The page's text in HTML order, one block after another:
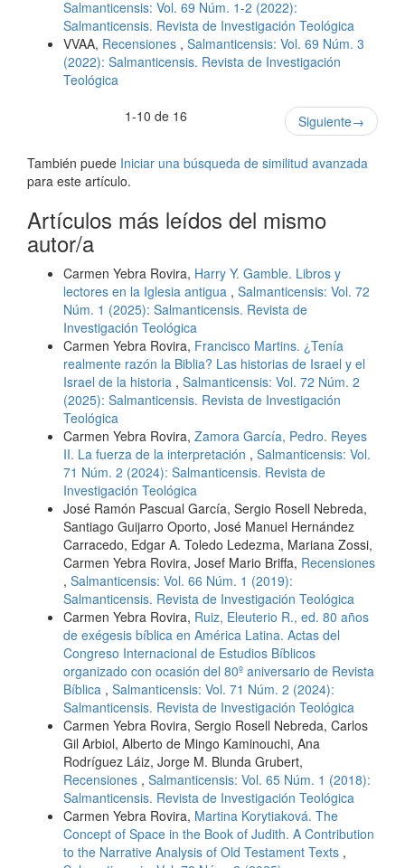
Salmanticensis: Vol. 69 Núm. 1-2 (2022):
Salmanticensis. Revista de Investigación Teológica
VVAA, Recensiones , Salmanticensis: Vol. 69 Núm. 3
(2022): Salmanticensis. Revista de Investigación
Teológica
1-10 de 16
Siguiente→
También puede Iniciar una búsqueda de similitud avanzada
para este artículo.
Artículos más leídos del mismo
autor/a
Carmen Yebra Rovira, Harry Y. Gamble. Libros y
lectores en la Iglesia antigua , Salmanticensis: Vol. 72
Núm. 1 (2025): Salmanticensis. Revista de
Investigación Teológica
Carmen Yebra Rovira, Francisco Martins. ¿Tenía
realmente razón la Biblia? Las historias de Israel y el
Israel de la historia , Salmanticensis: Vol. 72 Núm. 2
(2025): Salmanticensis. Revista de Investigación
Teológica
Carmen Yebra Rovira, Zamora García, Pedro. Reyes
II. La fuerza de la interpretación , Salmanticensis: Vol.
71 Núm. 2 (2024): Salmanticensis. Revista de
Investigación Teológica
José Ramón Pascual García, Sergio Rosell Nebreda,
Santiago Guijarro Oporto, José Manuel Hernández
Carracedo, Edgar A. Toledo Ledezma, Mariana Zossi,
Carmen Yebra Rovira, Josef Mario Briffa, Recensiones
, Salmanticensis: Vol. 66 Núm. 1 (2019):
Salmanticensis. Revista de Investigación Teológica
Carmen Yebra Rovira, Ruiz, Eleuterio R., ed. 80 años
de exégesis bíblica en América Latina. Actas del
Congreso Internacional de Estudios Bíblicos
organizado con ocasión del 80º aniversario de Revista
Bíblica , Salmanticensis: Vol. 71 Núm. 2 (2024):
Salmanticensis. Revista de Investigación Teológica
Carmen Yebra Rovira, Sergio Rosell Nebreda, Carlos
Gil Arbiol, Alberto de Mingo Kaminouchi, Ana
Rodríguez Láiz, Jorge M. Blunda Grubert,
Recensiones , Salmanticensis: Vol. 65 Núm. 1 (2018):
Salmanticensis. Revista de Investigación Teológica
Carmen Yebra Rovira, Martina Korytiaková. The
Concept of Space in the Book of Judith. A Contribution
to the Narrative Analysis of Old Testament Texts ,